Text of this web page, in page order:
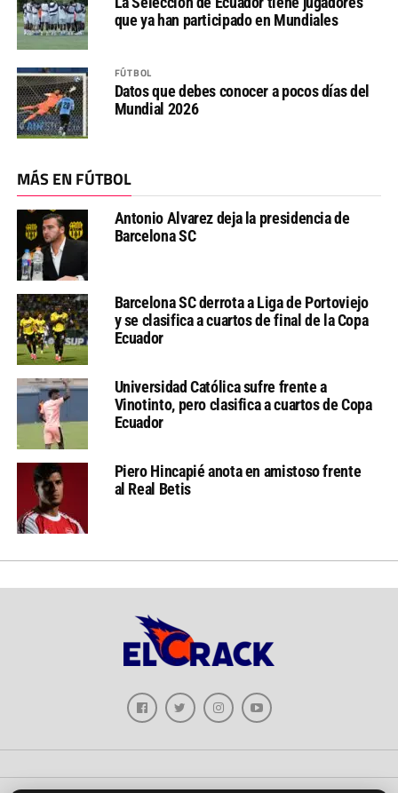
que ya han participado en Mundiales
FÚTBOL
Datos que debes conocer a pocos días del
Mundial 2026
MÁS EN FÚTBOL
Antonio Alvarez deja la presidencia de
Barcelona SC
Barcelona SC derrota a Liga de Portoviejo
y se clasifica a cuartos de final de la Copa
Ecuador
Universidad Católica sufre frente a
Vinotinto, pero clasifica a cuartos de Copa
Ecuador
Piero Hincapié anota en amistoso frente
al Real Betis